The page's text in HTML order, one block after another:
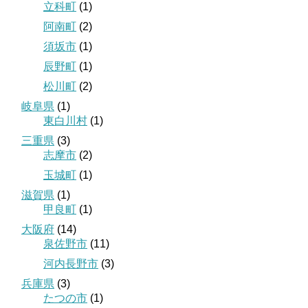
立科町 (1)
阿南町 (2)
須坂市 (1)
辰野町 (1)
松川町 (2)
岐阜県 (1)
東白川村 (1)
三重県 (3)
志摩市 (2)
玉城町 (1)
滋賀県 (1)
甲良町 (1)
大阪府 (14)
泉佐野市 (11)
河内長野市 (3)
兵庫県 (3)
たつの市 (1)